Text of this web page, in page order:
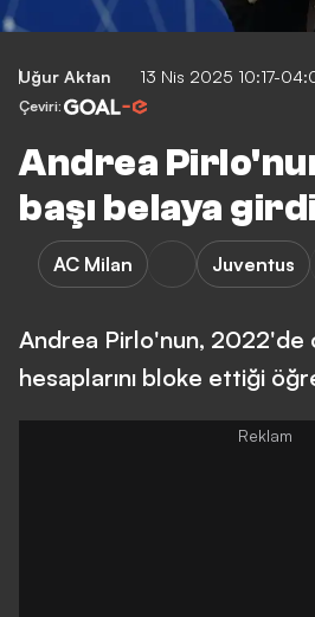
Uğur Aktan 13 Nis 2025 10:17-
Çeviri:
Andrea
başı belaya
AC Milan Juventus
Andrea Pirlo'nun, 2022'de
hesaplarını bloke ettiği